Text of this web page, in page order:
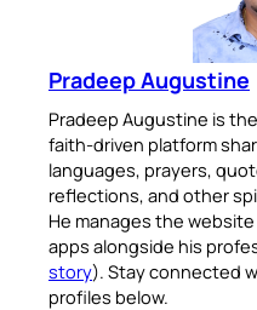
Pradeep Augustine
Pradeep Augustine is
faith-driven platform
languages, prayers,
reflections, and other
He manages the
apps alongside his
story). Stay connected
profiles below.